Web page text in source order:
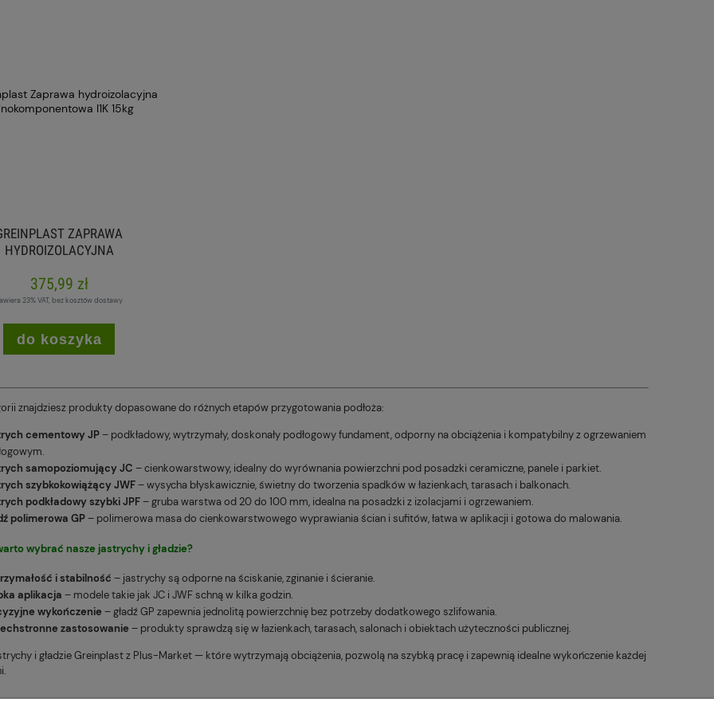
ZAPRAWA
HYDROIZOLACYJNA
375,99 zł
23% VAT, bez kosztów dostawy
do koszyka
znajdziesz produkty dopasowane do różnych etapów przygotowania podłoża:
cementowy JP– podkładowy, wytrzymały, doskonały podłogowy fundament, odporny na obciążenia i kompatybilny z ogrzewaniem
samopoziomujący JC – cienkowarstwowy, idealny do wyrównania powierzchni pod posadzki ceramiczne, panele i parkiet.
szybkokowiążący JWF– wysycha błyskawicznie, świetny do tworzenia spadków w łazienkach, tarasach i balkonach.
podkładowy szybki JPF– gruba warstwa od 20 do 100 mm, idealna na posadzki z izolacjami i ogrzewaniem.
polimerowa GP– polimerowa masa do cienkowarstwowego wyprawiania ścian i sufitów, łatwa w aplikacji i gotowa do malowania.
wybrać nasze jastrychy i gładzie?
i stabilność – jastrychy są odporne na ściskanie, zginanie i ścieranie.
aplikacja – modele takie jak JC i JWF schną w kilka godzin.
wykończenie – gładź GP zapewnia jednolitą powierzchnię bez potrzeby dodatkowego szlifowania.
zastosowanie – produkty sprawdzą się w łazienkach, tarasach, salonach i obiektach użyteczności publicznej.
i gładzie Greinplast z Plus-Market — które wytrzymają obciążenia, pozwolą na szybką pracę i zapewnią idealne wykończenie każdej